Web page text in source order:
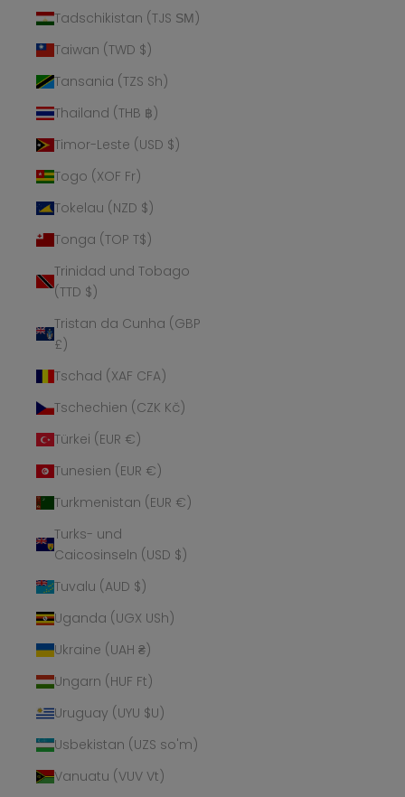
Tadschikistan (TJS ЅМ)
Taiwan (TWD $)
Tansania (TZS Sh)
Thailand (THB ฿)
Timor-Leste (USD $)
Togo (XOF Fr)
Tokelau (NZD $)
Tonga (TOP T$)
Trinidad und Tobago
(TTD $)
Tristan da Cunha (GBP
£)
Tschad (XAF CFA)
Tschechien (CZK Kč)
Türkei (EUR €)
Tunesien (EUR €)
Turkmenistan (EUR €)
Turks- und
Caicosinseln (USD $)
Tuvalu (AUD $)
Uganda (UGX USh)
Ukraine (UAH ₴)
Ungarn (HUF Ft)
Uruguay (UYU $U)
Usbekistan (UZS so'm)
Vanuatu (VUV Vt)